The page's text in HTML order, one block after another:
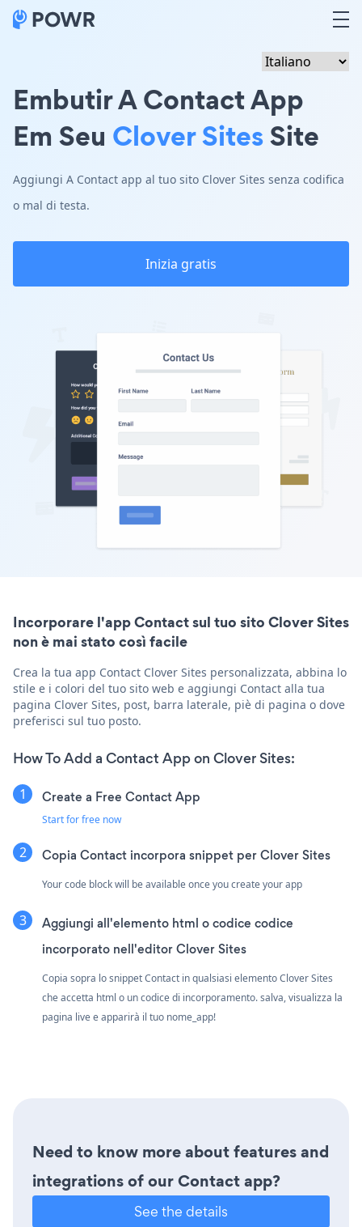
Embutir A Contact App
Em Seu Clover SitesSite
Aggiungi A Contact app al tuo sito Clover Sites senza codifica
o mal di testa.
Inizia gratis
Incorporare l'app Contact sul tuo sito Clover Sites
non è mai stato così facile
Crea la tua app Contact Clover Sites personalizzata, abbina lo
stile e i colori del tuo sito web e aggiungi Contact alla tua
pagina Clover Sites, post, barra laterale, piè di pagina o dove
preferisci sul tuo posto.
How To Add a Contact App on Clover Sites:
Create a Free Contact App
Start for free now
Copia Contact incorpora snippet per Clover Sites
Your code block will be available once you create your app
Aggiungi all'elemento html o codice codice
incorporato nell'editor Clover Sites
Copia sopra lo snippet Contact in qualsiasi elemento Clover Sites
che accetta html o un codice di incorporamento. salva, visualizza la
pagina live e apparirà il tuo nome_app!
Need to know more about features and
integrations of our Contact app?
See the details